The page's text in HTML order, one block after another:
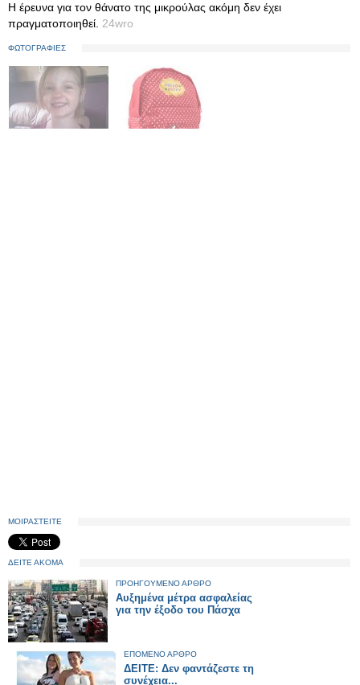
Η έρευνα για τον θάνατο της μικρούλας ακόμη δεν έχει
πραγματοποιηθεί. 24wro
ΦΩΤΟΓΡΑΦΙΕΣ
ΜΟΙΡΑΣΤΕΙΤΕ
ΔΕΙΤΕ ΑΚΟΜΑ
ΠΡΟΗΓΟΥΜΕΝΟ ΑΡΘΡΟ
Αυξημένα μέτρα ασφαλείας
για την έξοδο του Πάσχα
ΕΠΟΜΕΝΟ ΑΡΘΡΟ
ΔΕΙΤΕ: Δεν φαντάζεστε τη
συνέχεια...